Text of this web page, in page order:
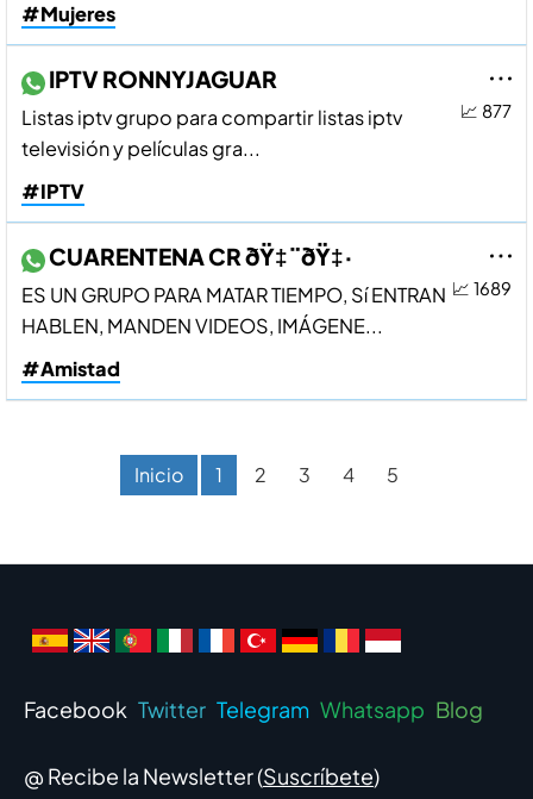
#Mujeres
📈 877
IPTV RONNYJAGUAR
Listas iptv grupo para compartir listas iptv
televisión y pelí­culas gra...
#IPTV
📈 1689
CUARENTENA CR ðŸ‡¨ðŸ‡·
ES UN GRUPO PARA MATAR TIEMPO, Sí ENTRAN
HABLEN, MANDEN VIDEOS, IMÁGENE...
#Amistad
Inicio 1 2 3 4 5
Facebook Twitter Telegram Whatsapp Blog
@ Recibe la Newsletter (Suscríbete)